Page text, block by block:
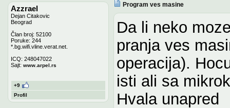
Azzrael
Dejan Citakovic
Beograd
Član broj: 52100
Poruke: 244
*.bg.wifi.vline.verat.net.
ICQ: 248047022
Sajt: www.arpel.rs
+9
Profil
Program ves masine
Da li neko
pranja ves
operacija).
isti ali sa
Hvala unapred